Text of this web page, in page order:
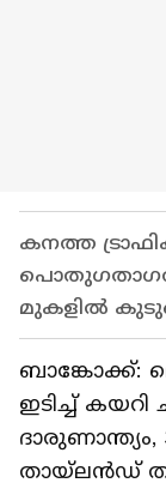
കനത്ത
പൊതുഗതാഗത
മുകളിൽ
ബാങ്കോക്ക്:
ഇടിച്ച്
തായ്ലൻഡ്